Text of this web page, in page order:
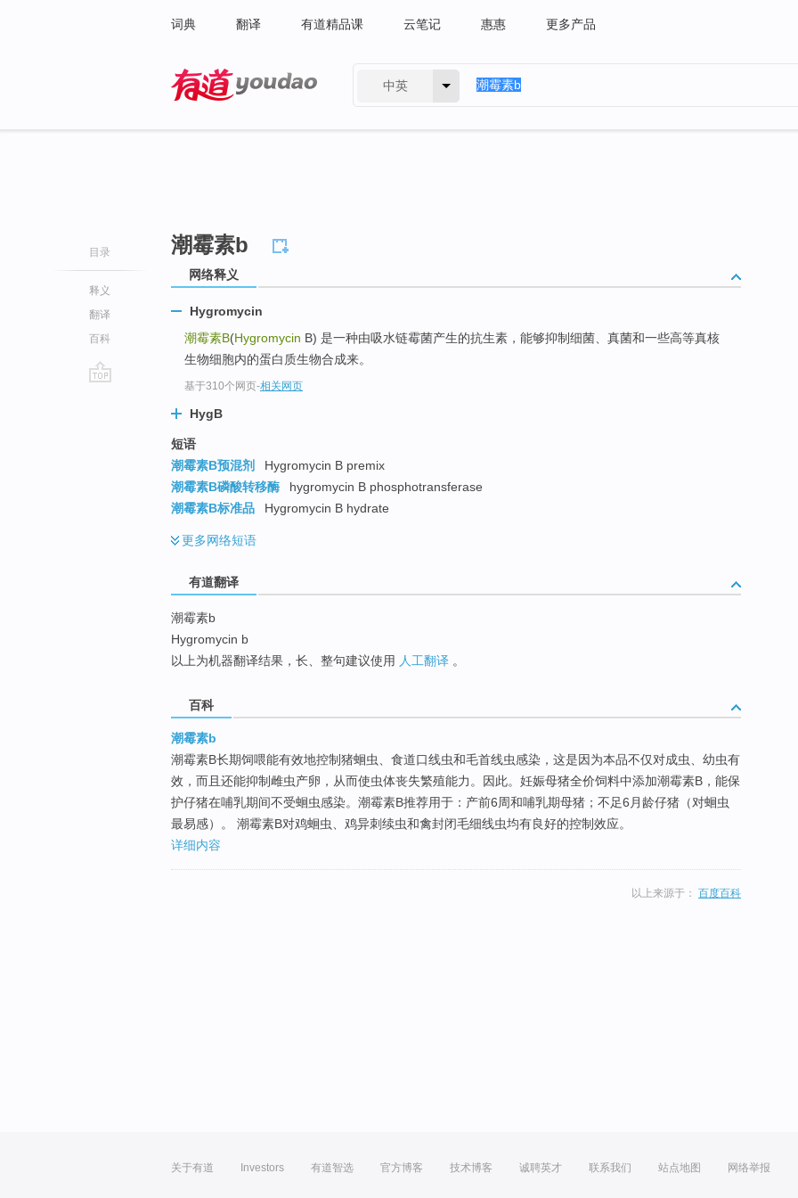
词典 翻译 有道精品课 云笔记 惠惠 更多产品
中英
目录
释义
翻译
百科
潮霉素b
网络释义
Hygromycin
潮霉素B(Hygromycin B) 是一种由吸水链霉菌产生的抗生素，能够抑制细菌、真菌和一些高等真核
生物细胞内的蛋白质生物合成来。
基于310个网页-相关网页
HygB
短语
潮霉素B预混剂
Hygromycin B premix
潮霉素B磷酸转移酶
hygromycin B phosphotransferase
潮霉素B标准品
Hygromycin B hydrate
更多网络短语
有道翻译
潮霉素b
Hygromycin b
以上为机器翻译结果，长、整句建议使用 人工翻译 。
百科
潮霉素b
潮霉素B长期饲喂能有效地控制猪蛔虫、食道口线虫和毛首线虫感染，这是因为本品不仅对成虫、幼虫有
效，而且还能抑制雌虫产卵，从而使虫体丧失繁殖能力。因此。妊娠母猪全价饲料中添加潮霉素B，能保
护仔猪在哺乳期间不受蛔虫感染。潮霉素B推荐用于：产前6周和哺乳期母猪；不足6月龄仔猪（对蛔虫
最易感）。 潮霉素B对鸡蛔虫、鸡异刺续虫和禽封闭毛细线虫均有良好的控制效应。
详细内容
以上来源于： 百度百科
关于有道 Investors 有道智选 官方博客 技术博客 诚聘英才 联系我们 站点地图 网络举报